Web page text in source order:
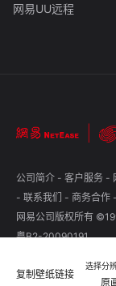
复制壁纸链接
选择分
原
网易UU远程
公司简介 - 客户服务 -
- 联系我们 - 商务合作 -
网易公司版权所有
粤B2-20090191